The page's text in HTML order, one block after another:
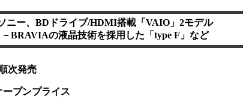
ニー、BDドライブ/HDMI搭載「VAIO」2モデル
－BRAVIAの液晶技術を採用した「type F」など
次発売
プンプライス